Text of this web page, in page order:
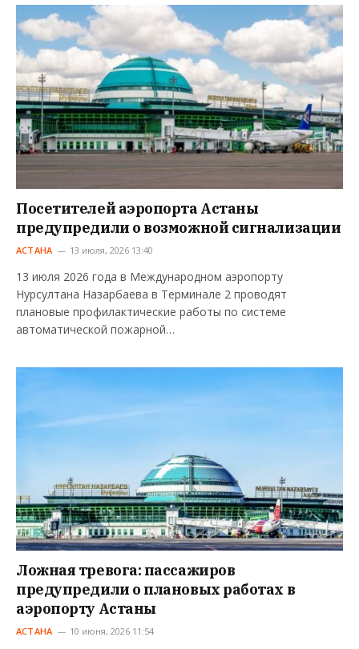
Посетителей аэропорта Астаны
предупредили о возможной сигнализации
АСТАНА 13 июля, 2026 13:40
13 июля 2026 года в Международном аэропорту
Нурсултана Назарбаева в Терминале 2 проводят
плановые профилактические работы по системе
автоматической пожарной…
Ложная тревога: пассажиров
предупредили о плановых работах в
аэропорту Астаны
АСТАНА 10 июня, 2026 11:54